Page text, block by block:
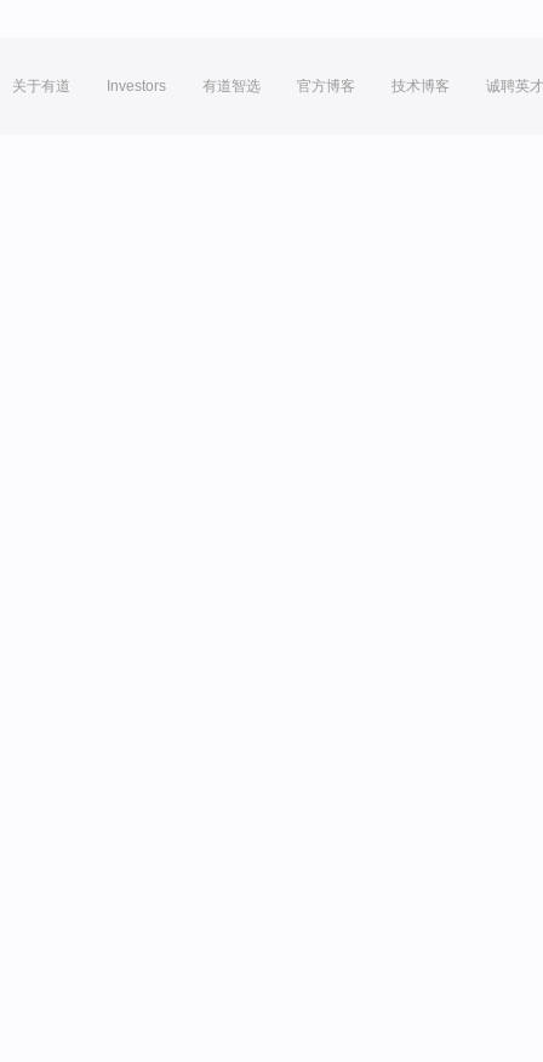
关于有道 Investors 有道智选 官方博客 技术博客 诚聘英才